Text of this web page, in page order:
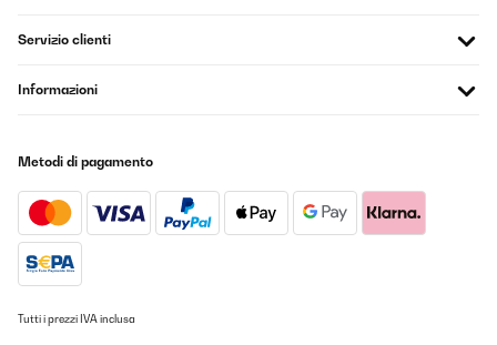
Servizio clienti
Informazioni
Metodi di pagamento
Tutti i prezzi IVA inclusa